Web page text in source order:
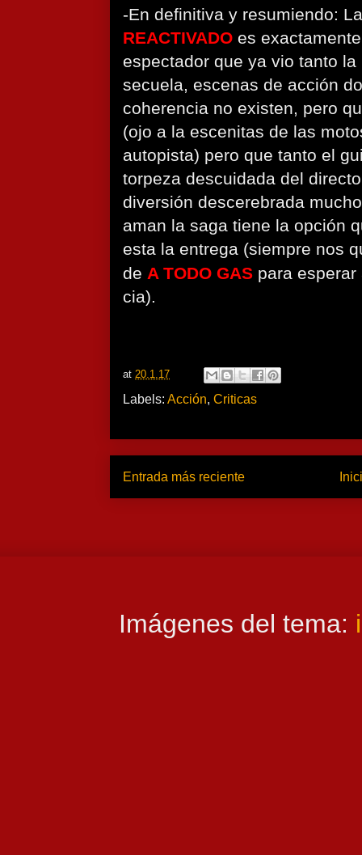
-En definitiva y resumiendo:
REACTIVADO es
espectador que ya vio tanto
secuela, escenas de acción
coherencia no existen, pero
(ojo a la escenitas de las
autopista) pero que tanto el
torpeza descuidada del
diversión descerebrada
aman la saga tiene la opción
esta la entrega (siempre nos
de A TODO GAS para
cia).
at 20.1.17
Labels: Acción, Criticas
Entrada más reciente
Imágenes del tema: